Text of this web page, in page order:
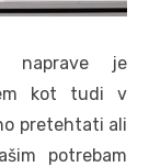
naprave je
kot tudi v
pretehtati ali
potrebam